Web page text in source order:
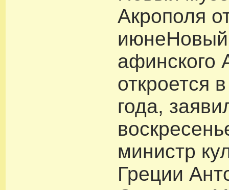
Акрополя
афинского
откроется
года,
министр
Греции